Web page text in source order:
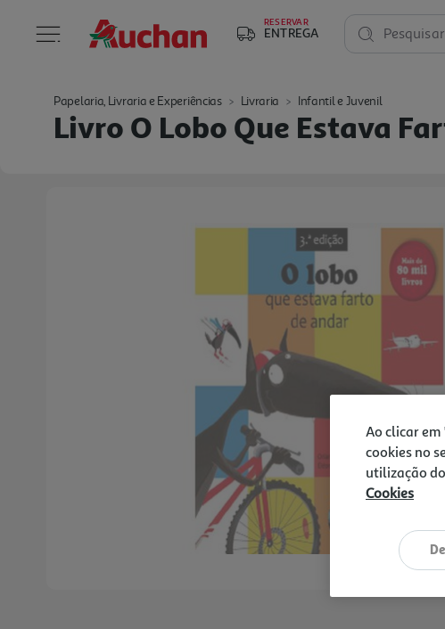
RESERVAR
ENTREGA Pesquisar
Papelaria, Livraria e Experiências Livraria Infantil e Juvenil
Livro O Lobo Que Estava
Ao clicar
cookies no
utilização
Cookies